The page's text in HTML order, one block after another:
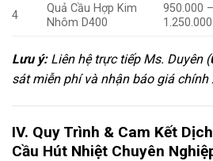
4
Quả Cầu Hợp Kim
Nhôm D400
950.000 –
1.250.000
Lưu ý:Liên hệ trực tiếp Ms. Duyên (
sát miễn phí và nhận báo giá
IV. Quy Trình & Cam Kết
Cầu Hút Nhiệt Chuyên